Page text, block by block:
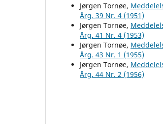
Jørgen Tornøe,
Årg. 39 Nr. 4 (1951)
Jørgen Tornøe,
Årg. 41 Nr. 4 (1953)
Jørgen Tornøe,
Årg. 43 Nr. 1 (1955)
Jørgen Tornøe,
Årg. 44 Nr. 2 (1956)